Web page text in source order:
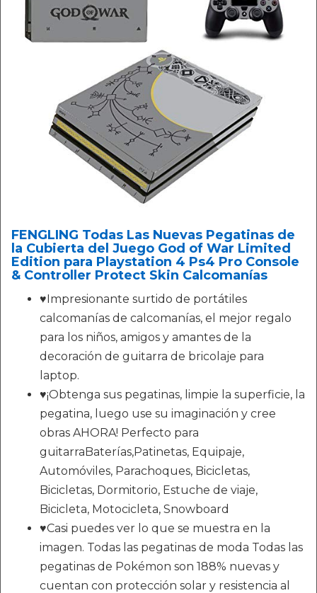
FENGLING Todas Las Nuevas Pegatinas de
la Cubierta del Juego God of War Limited
Edition para Playstation 4 Ps4 Pro Console
& Controller Protect Skin Calcomanías
♥Impresionante surtido de portátiles
calcomanías de calcomanías, el mejor regalo
para los niños, amigos y amantes de la
decoración de guitarra de bricolaje para
laptop.
♥¡Obtenga sus pegatinas, limpie la superficie, la
pegatina, luego use su imaginación y cree
obras AHORA! Perfecto para
guitarraBaterías,Patinetas, Equipaje,
Automóviles, Parachoques, Bicicletas,
Bicicletas, Dormitorio, Estuche de viaje,
Bicicleta, Motocicleta, Snowboard
♥Casi puedes ver lo que se muestra en la
imagen. Todas las pegatinas de moda Todas las
pegatinas de Pokémon son 188% nuevas y
cuentan con protección solar y resistencia al